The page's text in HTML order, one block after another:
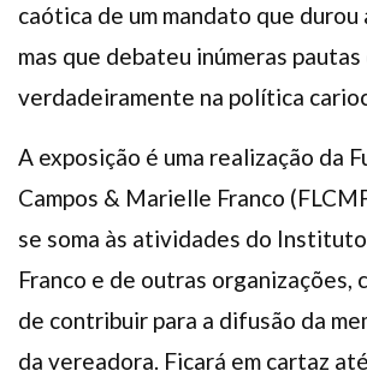
caótica de um mandato que durou
mas que debateu inúmeras
verdadeiramente na política
A exposição é uma realização da
Campos & Marielle Franco
se soma às atividades do
Franco e de outras organizações,
de contribuir para a difusão da
da vereadora. Ficará em cartaz